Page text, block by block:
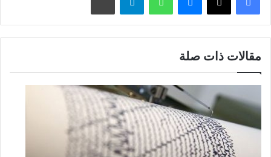
مقالات ذات صلة